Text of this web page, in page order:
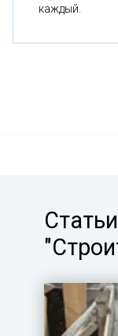
каждый.